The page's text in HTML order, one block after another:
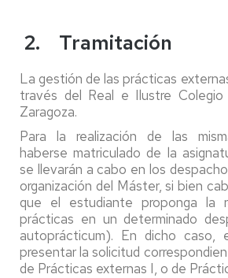
2. Tramitación
La gestión de las prácticas
través del Real e Ilustre
Zaragoza.
Para la realización de las
haberse matriculado de la
se llevarán a cabo en los
organización del Máster, si bien
que el estudiante proponga la
prácticas en un determinado
autoprácticum). En dicho caso,
presentar la solicitud
de Prácticas externas I, o de